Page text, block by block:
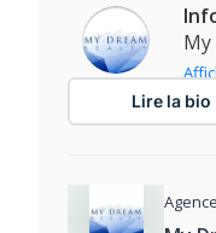
My
Lire la bio